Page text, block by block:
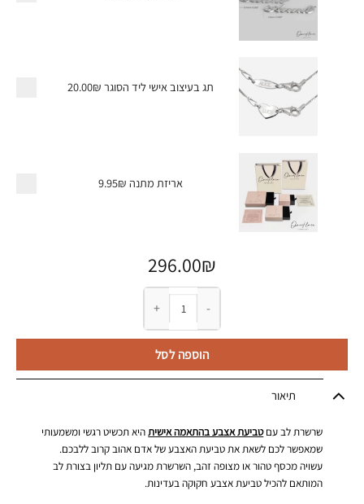
תג בעיצוב אישי ליד הסוגר 20.00₪
אריזת מתנה 9.95₪
296.00₪
כמות של שרשרת לב עם טביעת אצבע בהתאמה
הוספה לסל
תיאור
שרשרת לב עםטביעת אצבע בהתאמה אישית היא תכשיט רגשי ומשמעותי
שמאפשר לכם לשאת את טביעת האצבע של אדם אהוב קרוב ללבכם.
עשויה מכסף טהור או מצופה זהב, השרשרת מגיעה עם תליון בצורת לב
המותאם להכיל טביעת אצבע חקוקה בעדינות.